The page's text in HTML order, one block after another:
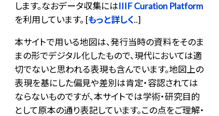
します。なおデータ収集にはIIIF Curation Platform
を利用しています。 [もっと詳しく..]
本サイトで用いる地図は、発行当時の資料をそのま
まの形でデジタル化したもので、現代においては適
切でないと思われる表現も含んでいます。地図上の
表現を基にした偏見や差別は肯定・容認されては
ならないものですが、本サイトでは学術・研究目的
として原本の通り表記しています。この点をご理解・